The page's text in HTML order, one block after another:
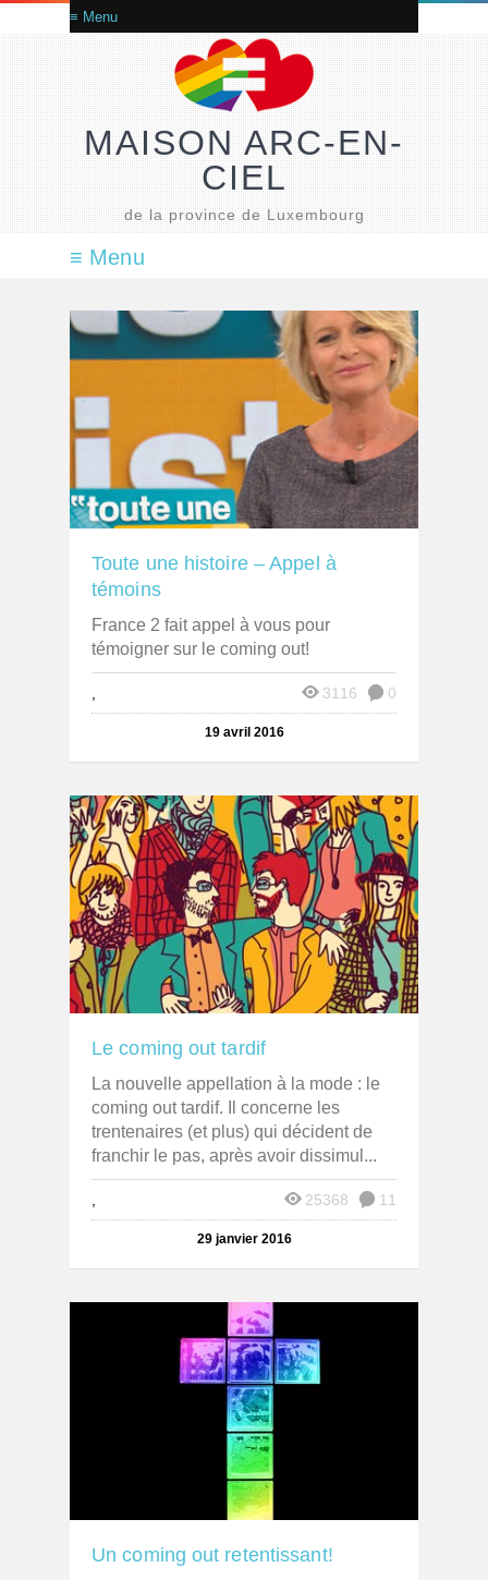
MAISON ARC-EN-
CIEL
de la province de Luxembourg
Toute une histoire – Appel à
témoins
France 2 fait appel à vous pour
témoigner sur le coming out!
0
3116
19 avril 2016
Le coming out tardif
La nouvelle appellation à la mode : le
coming out tardif. Il concerne les
trentenaires (et plus) qui décident de
franchir le pas, après avoir dissimul...
11
25368
29 janvier 2016
Un coming out retentissant!